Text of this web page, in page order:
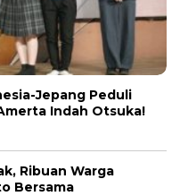
Jepang Peduli
Indah Otsuka!
Ribuan Warga
Bersama